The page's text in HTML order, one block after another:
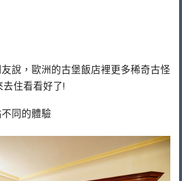
說，歐洲的古堡飯店裡更多稀奇古怪
住看看好了!
同的體驗